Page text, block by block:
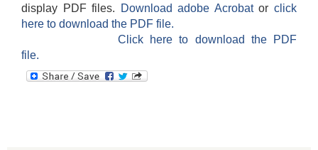
display PDF files.
Download adobe Acrobatorclick
here to download the PDF file.
Click here to download the PDF
file.